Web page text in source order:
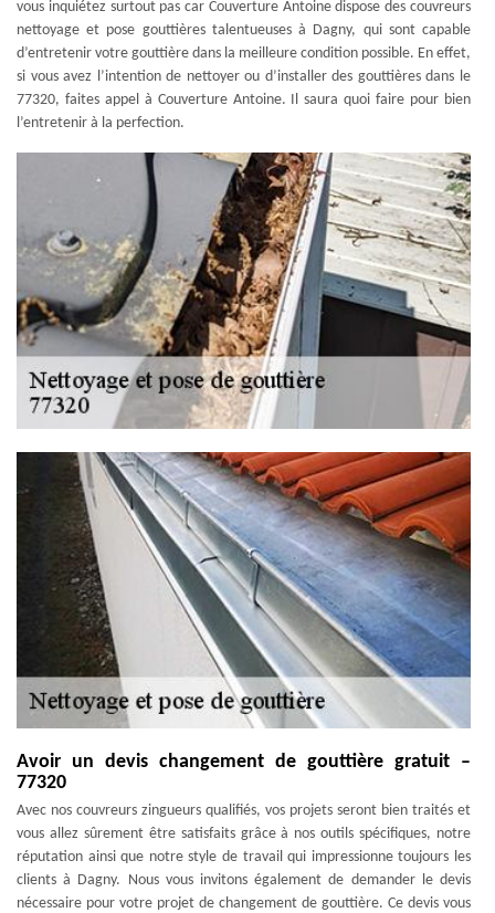
vous inquiétez surtout pas car Couverture Antoine dispose des couvreurs
nettoyage et pose gouttières talentueuses à Dagny, qui sont capable
d’entretenir votre gouttière dans la meilleure condition possible. En effet,
si vous avez l’intention de nettoyer ou d’installer des gouttières dans le
77320, faites appel à Couverture Antoine. Il saura quoi faire pour bien
l’entretenir à la perfection.
Avoir un devis changement de gouttière gratuit –
77320
Avec nos couvreurs zingueurs qualifiés, vos projets seront bien traités et
vous allez sûrement être satisfaits grâce à nos outils spécifiques, notre
réputation ainsi que notre style de travail qui impressionne toujours les
clients à Dagny. Nous vous invitons également de demander le devis
nécessaire pour votre projet de changement de gouttière. Ce devis vous